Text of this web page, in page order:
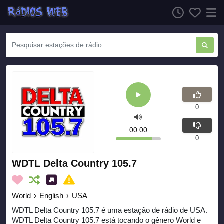
WDTL Delta Country 105.7
World › English › USA
WDTL Delta Country 105.7 é uma estação de rádio de USA.
WDTL Delta Country 105.7 está tocando o gênero World e
00:00
0
0